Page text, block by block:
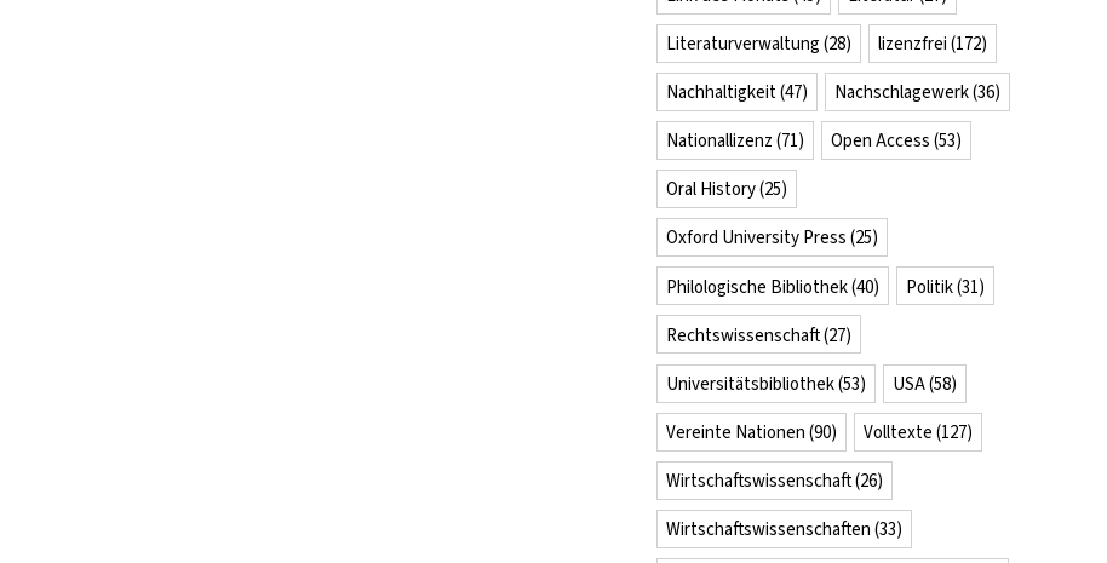
Literaturverwaltung (28) lizenzfrei (172)
Nachhaltigkeit(47) Nachschlagewerk(36)
Nationallizenz (71) Open Access (53)
Oral History(25)
Oxford University Press (25)
Philologische Bibliothek(40) Politik(31)
Rechtswissenschaft(27)
Universitätsbibliothek(53) USA(58)
Vereinte Nationen (90) Volltexte (127)
Wirtschaftswissenschaft(26)
Wirtschaftswissenschaften (33)